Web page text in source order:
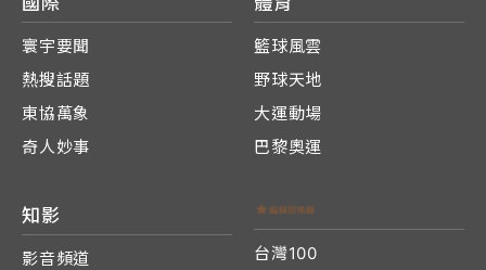
寰宇要聞
熱搜話題
東協萬象
奇人妙事
籃球風雲
野球天地
大運動場
巴黎奧運
知影
影音頻道
台灣100